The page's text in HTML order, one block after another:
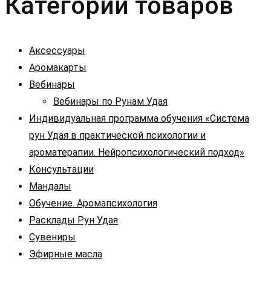
Аксессуары
Аромакарты
Вебинары
Вебинары по Рунам Удая
Индивидуальная программа обучения «Система
рун Удая в практической психологии и
ароматерапии. Нейропсихологический подход»
Консультации
Мандалы
Обучение. Аромапсихология
Расклады Рун Удая
Сувениры
Эфирные масла